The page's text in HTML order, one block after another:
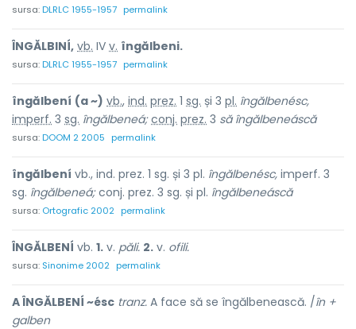
sursa:DLRLC 1955-1957 permalink
ÎNGĂLBINÍ, vb. IV v. îngălbeni.
sursa:DLRLC 1955-1957 permalink
îngălbení (a ~) vb., ind. prez. 1 sg. și 3 pl. îngălbenésc,
imperf. 3 sg. îngălbeneá; conj. prez. 3 să îngălbeneáscă
sursa:DOOM 2 2005 permalink
îngălbení vb., ind. prez. 1 sg. și 3 pl. îngălbenésc, imperf. 3
sg. îngălbeneá;conj. prez. 3 sg. și pl. îngălbeneáscă
sursa: Ortografic 2002 permalink
ÎNGĂLBENÍ vb. 1. v. păli. 2. v. ofili.
sursa: Sinonime 2002 permalink
A ÎNGĂLBENÍ ~ésc tranz. A face să se îngălbenească. /în +
galben